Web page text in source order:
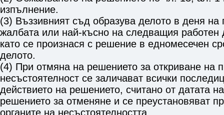
изпълнение.
(3) Въззивният съд образува делото в деня на
жалбата или най-късно на следващия работен
като се произнася с решение в едномесечен
делото.
(4) При отмяна на решението за откриване на
несъстоятелност се заличават всички
действието на решението, считано от датата
решението за отменяне и се преустановяват
органите на несъстоятелността.